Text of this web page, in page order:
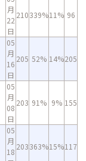
月
22
日
210339%11% 96
05
月
16
日
205 52% 14%205
05
月
08
日
203 91% 9% 155
05
月
18
203363%15%117